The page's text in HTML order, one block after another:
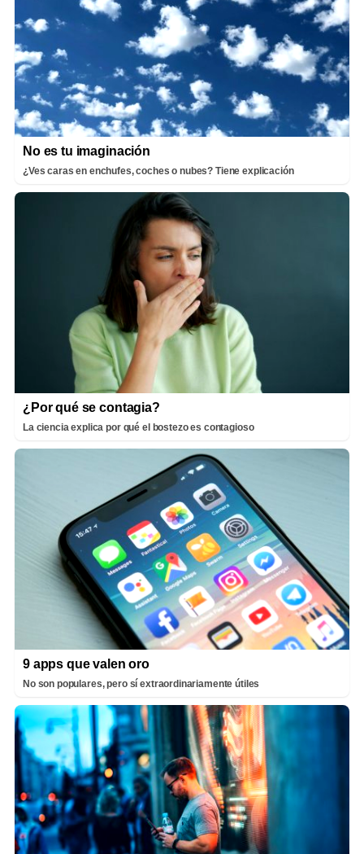
No es tu imaginación
¿Ves caras en enchufes, coches o nubes? Tiene explicación
¿Por qué se contagia?
La ciencia explica por qué el bostezo es contagioso
9 apps que valen oro
No son populares, pero sí extraordinariamente útiles